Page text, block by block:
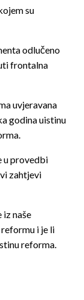
su
odlučeno
frontalna
uvjeravana
godina uistinu
u provedbi
zahtjevi
naše
i je li
reforma.